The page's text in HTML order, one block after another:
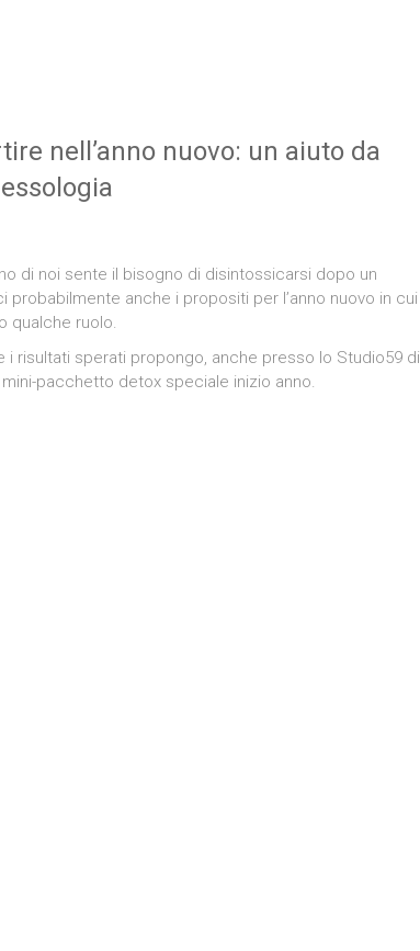
nell’anno nuovo: un aiuto da
di noi sente il bisogno di disintossicarsi dopo un
anche i propositi per l’anno nuovo in cui
qualche ruolo.
risultati sperati propongo, anche presso lo Studio59 di
pacchetto detox speciale inizio anno.